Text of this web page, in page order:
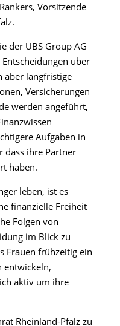
Vorsitzende
der UBS Group AG
über
aber langfristige
Versicherungen
werden angeführt,
Aufgaben in
dass ihre Partner
haben.
leben, ist es
finanzielle Freiheit
Folgen von
im Blick zu
Frauen frühzeitig ein
entwickeln,
aktiv um ihre
Rheinland-Pfalz zu